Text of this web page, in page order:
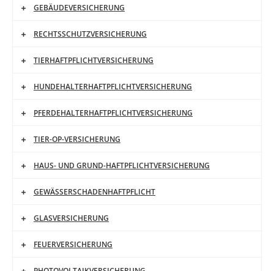
GEBÄUDEVERSICHERUNG
RECHTSSCHUTZVERSICHERUNG
TIERHAFTPFLICHTVERSICHERUNG
HUNDEHALTERHAFTPFLICHTVERSICHERUNG
PFERDEHALTERHAFTPFLICHTVERSICHERUNG
TIER-OP-VERSICHERUNG
HAUS- UND GRUND-HAFTPFLICHTVERSICHERUNG
GEWÄSSERSCHADENHAFTPFLICHT
GLASVERSICHERUNG
FEUERVERSICHERUNG